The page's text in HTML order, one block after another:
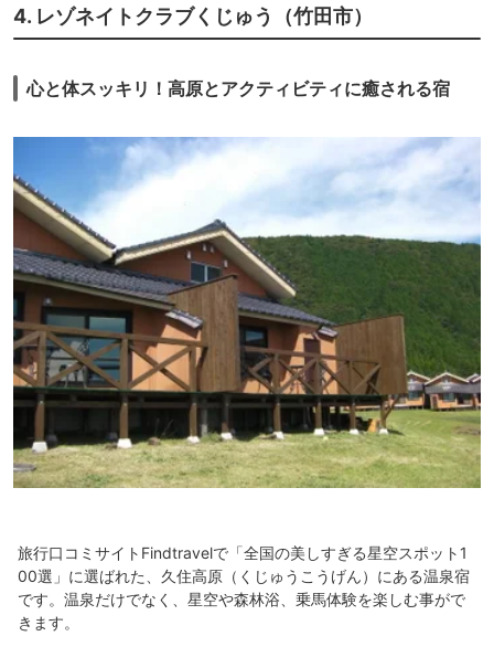
4. レゾネイトクラブくじゅう（竹田市）
心と体スッキリ！高原とアクティビティに癒される宿
旅行口コミサイトFindtravelで「全国の美しすぎる星空スポット1
00選」に選ばれた、久住高原（くじゅうこうげん）にある温泉宿
です。温泉だけでなく、星空や森林浴、乗馬体験を楽しむ事がで
きます。